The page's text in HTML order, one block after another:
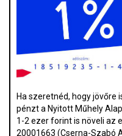
Ha szeretnéd, hogy jövőre
pénzt a Nyitott Műhely
1-2 ezer forint is növeli az
20001663 (Cserna-Szabó